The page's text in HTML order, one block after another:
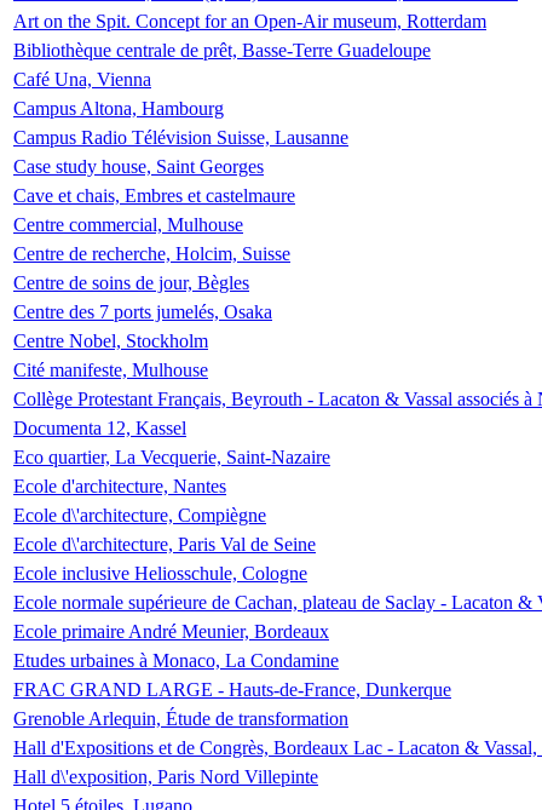
Art on the Spit. Concept for an Open-Air museum, Rotterdam
Bibliothèque centrale de prêt, Basse-Terre Guadeloupe
Café Una, Vienna
Campus Altona, Hambourg
Campus Radio Télévision Suisse, Lausanne
Case study house, Saint Georges
Cave et chais, Embres et castelmaure
Centre commercial, Mulhouse
Centre de recherche, Holcim, Suisse
Centre de soins de jour, Bègles
Centre des 7 ports jumelés, Osaka
Centre Nobel, Stockholm
Cité manifeste, Mulhouse
Collège Protestant Français, Beyrouth - Lacaton & Vassal associés
Documenta 12, Kassel
Eco quartier, La Vecquerie, Saint-Nazaire
Ecole d'architecture, Nantes
Ecole d\'architecture, Compiègne
Ecole d\'architecture, Paris Val de Seine
Ecole inclusive Heliosschule, Cologne
Ecole normale supérieure de Cachan, plateau de Saclay - Lacaton &
Ecole primaire André Meunier, Bordeaux
Etudes urbaines à Monaco, La Condamine
FRAC GRAND LARGE - Hauts-de-France, Dunkerque
Grenoble Arlequin, Étude de transformation
Hall d'Expositions et de Congrès, Bordeaux Lac - Lacaton &
Hall d\'exposition, Paris Nord Villepinte
Hotel 5 étoiles, Lugano